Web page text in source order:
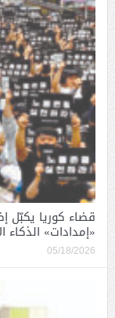
قضاء كوريا
«إمدادات» الذكاء
05/18/2026